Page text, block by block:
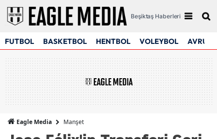
Beşiktaş Haberleri
FUTBOL BASKETBOL HENTBOL VOLEYBOL
Eagle Media Manşet